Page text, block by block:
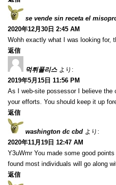
se vende sin receta el
2020年12月30日 2:45 AM
Wohh exactly what I was looking for,
返信
먹튀폴리스 より:
2019年5月15日 11:56 PM
As I web-site possessor I believe
your efforts. You should keep it up
返信
washington dc cbd より:
2020年11月19日 12:47 AM
Y3uWmr You made some good
found most individuals will go along
返信